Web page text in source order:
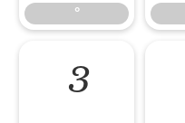
°
³